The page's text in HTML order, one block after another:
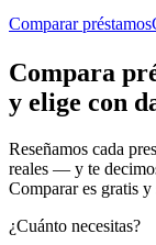
Comparar préstamos
Compara
y elige con
Reseñamos cada
reales — y te
Comparar es gratis
¿Cuánto necesitas?